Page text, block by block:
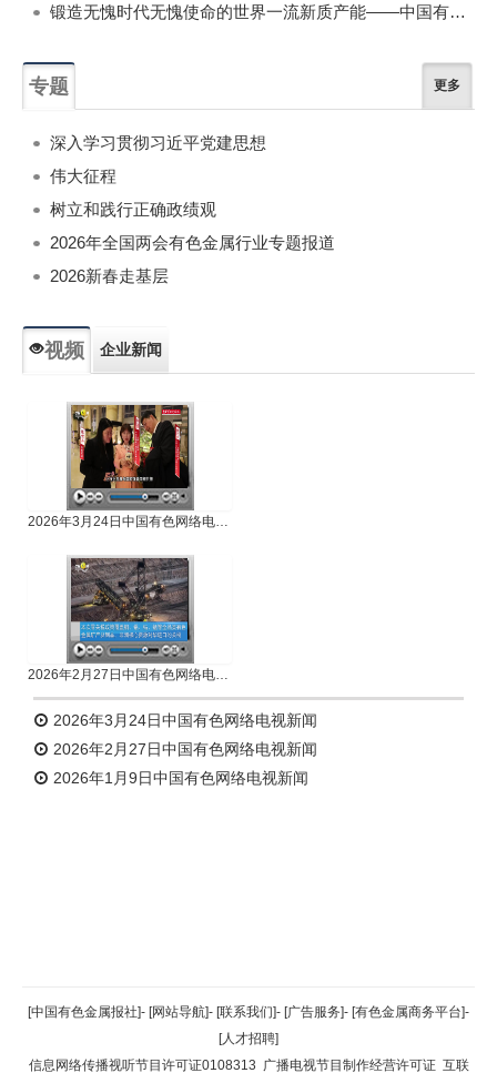
锻造无愧时代无愧使命的世界一流新质产能——中国有色金属工业的战略应对与破局之道（二）
专题 更多
深入学习贯彻习近平党建思想
伟大征程
树立和践行正确政绩观
2026年全国两会有色金属行业专题报道
2026新春走基层
视频 企业新闻
2026年3月24日中国有色网络电视新闻
2026年2月27日中国有色网络电视新闻
2026年3月24日中国有色网络电视新闻
2026年2月27日中国有色网络电视新闻
2026年1月9日中国有色网络电视新闻
返回顶部
返回首页
[中国有色金属报社]- [网站导航]- [联系我们]- [广告服务]- [有色金属商务平台]-
[人才招聘]
信息网络传播视听节目许可证0108313 广播电视节目制作经营许可证 互联